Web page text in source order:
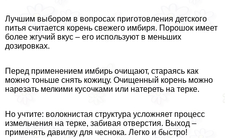
Лучшим выбором в вопросах приготовления детского
питья считается корень свежего имбиря. Порошок имеет
более жгучий вкус – его используют в меньших
дозировках.
Перед применением имбирь очищают, стараясь как
можно тоньше снять кожицу. Очищенный корень можно
нарезать мелкими кусочками или натереть на терке.
Но учтите: волокнистая структура усложняет процесс
измельчения на терке, забивая отверстия. Выход –
применять давилку для чеснока. Легко и быстро!